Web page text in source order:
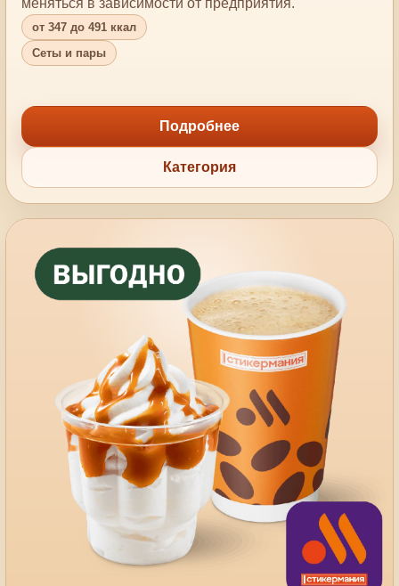
от 347 до 491 ккал
Сеты и пары
Подробнее
Категория